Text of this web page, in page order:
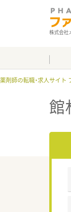
株式会社
薬剤師の転職・求人サイト
館